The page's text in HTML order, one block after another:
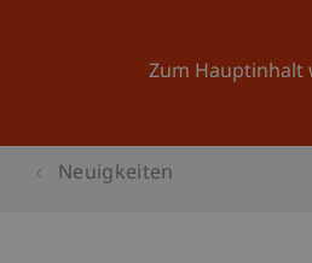
Zum Hauptinhalt
Neuigkeiten